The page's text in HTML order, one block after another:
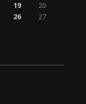
19
20
26
27